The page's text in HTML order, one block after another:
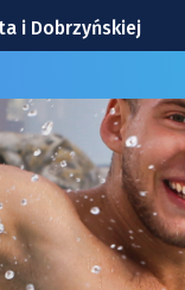
i Dobrzyńskiej
i jego gwiazdy
Racławickiej
wykonawcę!